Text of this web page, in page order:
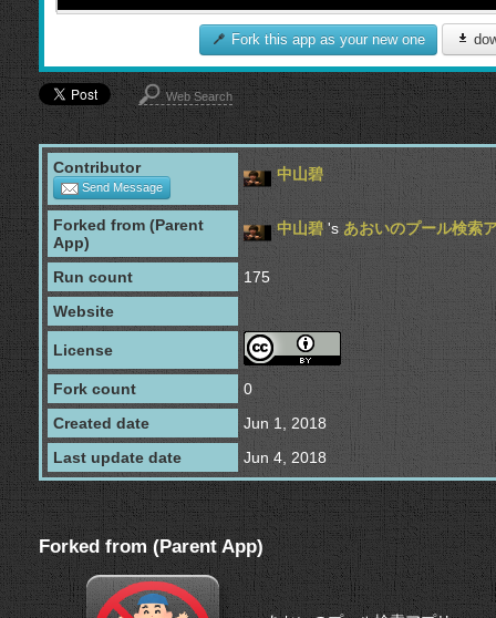
Fork this app as your new one
Web Search
Contributor
Send Message
中山碧
Forked from (Parent
App)
中山碧's あおいのプール検索
Run count
175
Website
License
Fork count
0
Created date
Jun 1, 2018
Last update date
Jun 4, 2018
Forked from (Parent App)